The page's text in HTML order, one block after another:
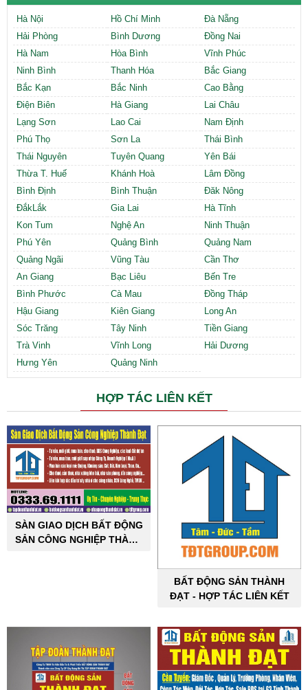
Hà Nội Hồ Chí Minh
Đà Nẵng
Hải Phòng
Bình Dương
Đồng Nai
Hà Nam
Hòa Bình
Vĩnh Phúc
Ninh Bình
Thanh Hóa
Bắc Giang
Bắc Kạn
Bắc Ninh
Cao Bằng
Điện Biên
Hà Giang
Lai Châu
Lạng Sơn
Lao Cai
Nam Định
Phú Thọ
Sơn La
Thái Bình
Thái Nguyên
Tuyên Quang
Yên Bái
Thừa T. Huế
Khánh Hoà
Lâm Đồng
Bình Định
Bình Thuận
Đăk Nông
ĐắkLắk
Gia Lai
Hà Tĩnh
Kon Tum
Nghệ An
Ninh Thuận
Phú Yên
Quảng Bình
Quảng Nam
Quảng Ngãi
Vũng Tàu
Cần Thơ
An Giang
Bạc Liêu
Bến Tre
Bình Phước
Cà Mau
Đồng Tháp
Hậu Giang
Kiên Giang
Long An
Sóc Trăng
Tây Ninh
Tiền Giang
Trà Vinh
Vĩnh Long
Hải Dương
Hưng Yên
Quảng Ninh
HỢP TÁC LIÊN KẾT
SÀN GIAO DỊCH BẤT ĐỘNG
SẢN CÔNG NGHIỆP THÀNH
BẤT ĐỘNG SẢN THÀNH
ĐẠT - HỢP TÁC LIÊN KẾT